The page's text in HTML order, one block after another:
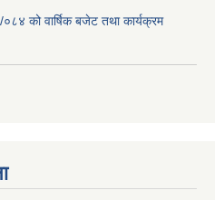
को वार्षिक बजेट तथा कार्यक्रम